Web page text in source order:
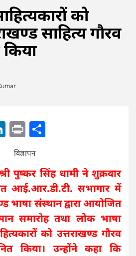
को
साहित्य गौरव
किया
LinkedIn
Print
विज्ञापन
पुष्कर सिंह धामी ने शुक्रवार
आई.आर.डी.टी. सभागार में
भाषा संस्थान द्वारा आयोजित
समारोह तथा लोक भाषा
को उत्तराखण्ड गौरव
किया। उन्होंने कहा कि